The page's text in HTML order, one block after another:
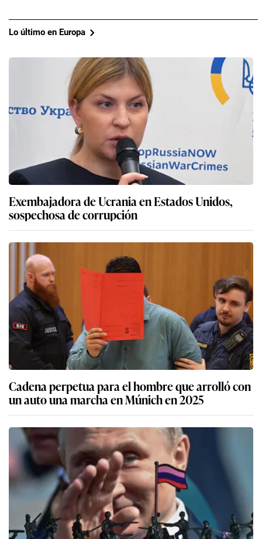
Lo último en Europa
Exembajadora de Ucrania en Estados Unidos,
sospechosa de corrupción
Cadena perpetua para el hombre que arrolló con
un auto una marcha en Múnich en 2025